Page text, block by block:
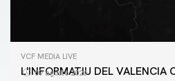
VCF MEDIA LIVE
L'INFORMATIU DEL
07 agosto 2026